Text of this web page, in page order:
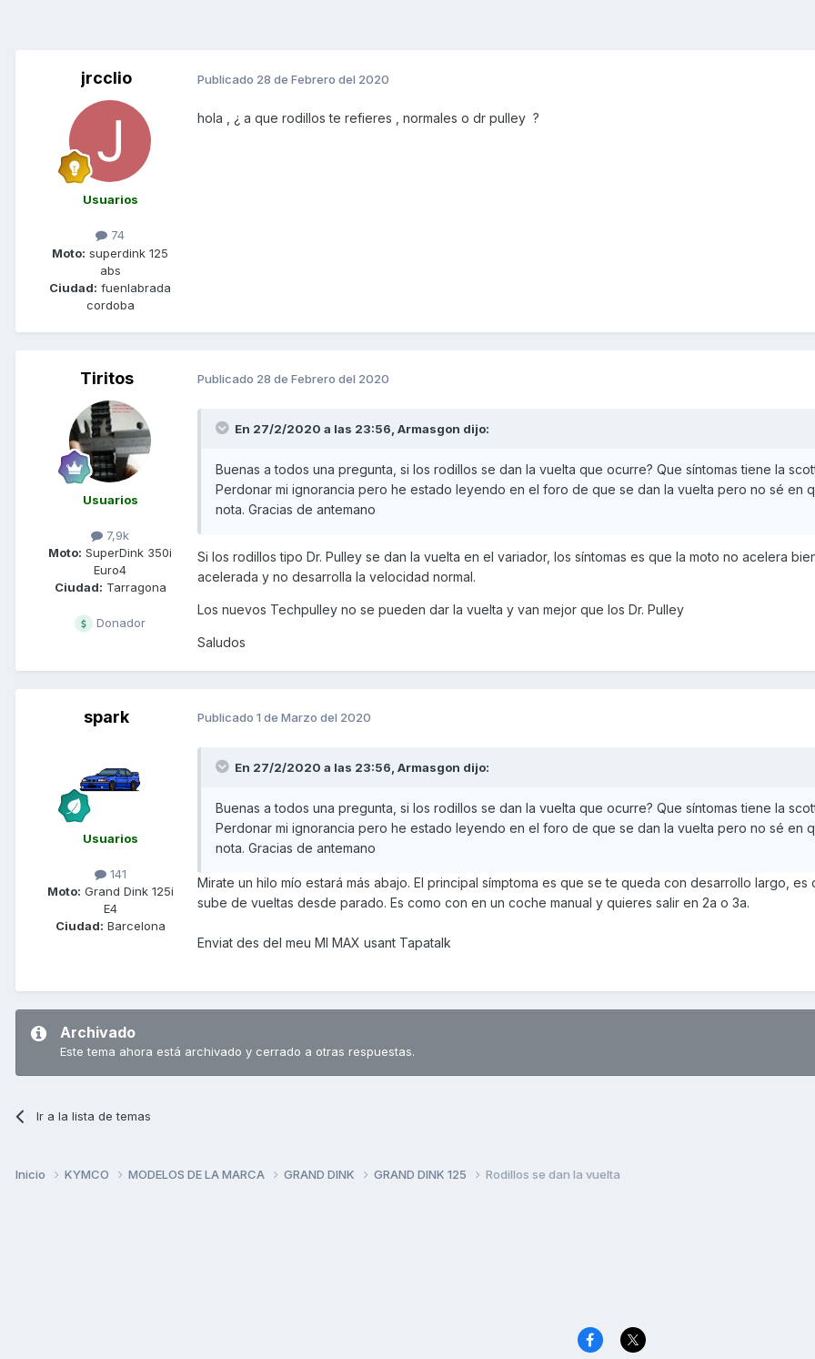
jrcclio
Usuarios
74
Moto: superdink 125
abs
Ciudad: fuenlabrada
cordoba
Publicado 28 de Febrero del 2020
hola , ¿ a que rodillos te refieres , normales o dr pulley ?
Tiritos
Usuarios
7,9k
Moto: SuperDink 350i
Euro4
Ciudad: Tarragona
Donador
Publicado 28 de Febrero del 2020
En 27/2/2020 a las 23:56, Armasgon dijo:
Buenas a todos una pregunta, si los rodillos se dan la vuelta que ocurre? Que síntomas tiene la
Perdonar mi ignorancia pero he estado leyendo en el foro de que se dan la vuelta pero no sé en
nota. Gracias de antemano
Si los rodillos tipo Dr. Pulley se dan la vuelta en el variador, los síntomas es que la moto no acelera
acelerada y no desarrolla la velocidad normal.
Los nuevos Techpulley no se pueden dar la vuelta y van mejor que los Dr. Pulley
Saludos
spark
Usuarios
141
Moto: Grand Dink 125i
E4
Ciudad: Barcelona
Publicado 1 de Marzo del 2020
En 27/2/2020 a las 23:56, Armasgon dijo:
Buenas a todos una pregunta, si los rodillos se dan la vuelta que ocurre? Que síntomas tiene la
Perdonar mi ignorancia pero he estado leyendo en el foro de que se dan la vuelta pero no sé en
nota. Gracias de antemano
Mirate un hilo mío estará más abajo. El principal símptoma es que se te queda con desarrollo largo, es
sube de vueltas desde parado. Es como con en un coche manual y quieres salir en 2a o 3a.
Enviat des del meu MI MAX usant Tapatalk
Archivado
Este tema ahora está archivado y cerrado a otras respuestas.
Ir a la lista de temas
Inicio KYMCO MODELOS DE LA MARCA GRAND DINK GRAND DINK 125 Rodillos se dan la vuelta